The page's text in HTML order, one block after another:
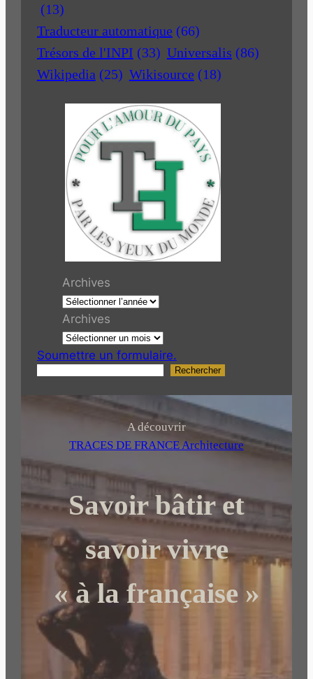
(13)
Traducteur automatique (66)
Trésors de l'INPI (33) Universalis (86)
Wikipedia (25) Wikisource (18)
Archives
Archives
Soumettre un formulaire.
r
c
h
r
Rechercher
A découvrir
TRACES DE FRANCE Architecture
Savoir bâtir et
savoir vivre
« à la française »